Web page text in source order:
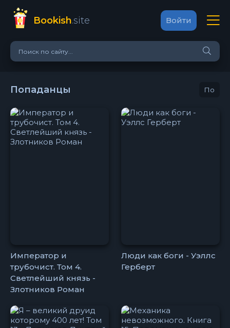
Bookish.site Войти
Попаданцы
Император и
трубочист. Том 4.
Светлейший князь -
Злотников Роман
Люди как боги - Уэллс
Герберт